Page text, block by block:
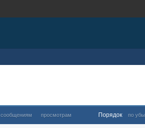
сообщениям просмотрам Порядок по